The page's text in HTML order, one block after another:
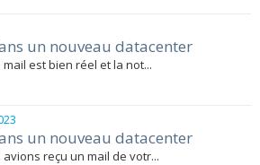
un nouveau datacenter
est bien réel et la not...
un nouveau datacenter
reçu un mail de votr...